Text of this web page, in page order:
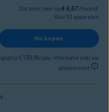
Dat komt neer op€ 6,67/maand.
Voor 10 apparaten
Nu kopen
€ 139,99/jaar. Informatie over uw
abonnement